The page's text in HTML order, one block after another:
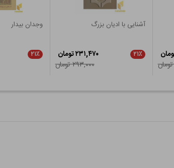
آشنایی با ادیان بزرگ
۲۱٪
۲۳۱,۴۷۰ تومان
۲۹۳,۰۰۰ تومان
وجدان بیدار
۲۱٪